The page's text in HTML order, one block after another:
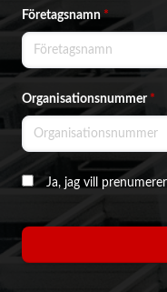
Företagsnamn*
Organisationsnummer *
Ja, jag vill